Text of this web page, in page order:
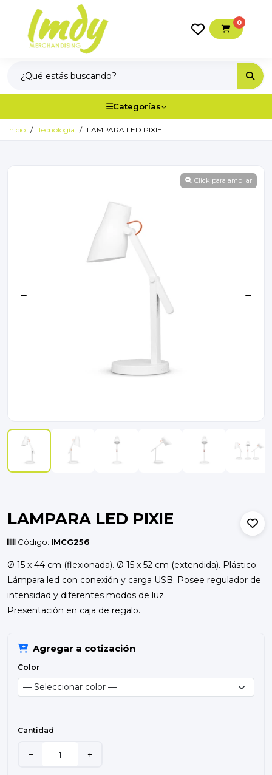
0
Categorías
Inicio Tecnología LAMPARA LED PIXIE
Click para ampliar
← →
LAMPARA LED PIXIE
Código: IMCG256
Ø 15 x 44 cm (flexionada). Ø 15 x 52 cm (extendida). Plástico.
Lámpara led con conexión y carga USB. Posee regulador de
intensidad y diferentes modos de luz.
Presentación en caja de regalo.
Agregar a cotización
Color
Cantidad
− +